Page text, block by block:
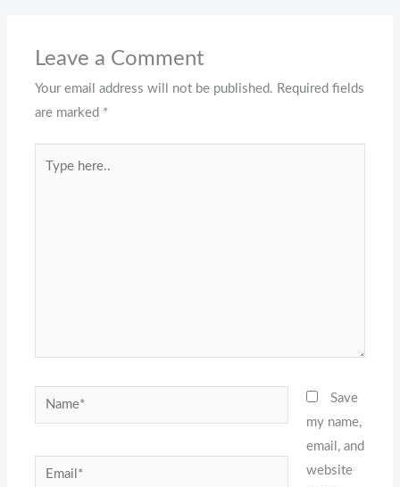
Leave a Comment
Your email address will not be published. Required fields
are marked *
Name*
Email*
Save
my name,
email, and
website